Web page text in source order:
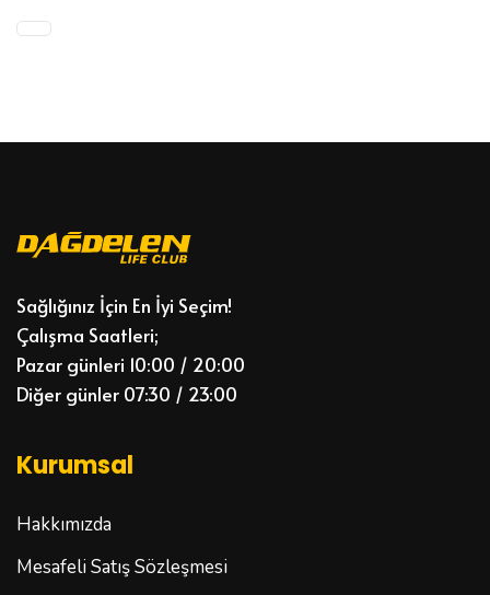
Sağlığınız İçin En İyi Seçim!
Çalışma Saatleri;
Pazar günleri 10:00 / 20:00
Diğer günler 07:30 / 23:00
Kurumsal
Hakkımızda
Mesafeli Satış Sözleşmesi